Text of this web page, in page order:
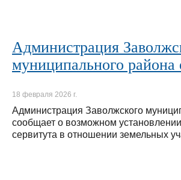
Администрация
муниципального района
18 февраля 2026 г.
Администрация Заволжского
сообщает о возможном
сервитута в отношении земельных